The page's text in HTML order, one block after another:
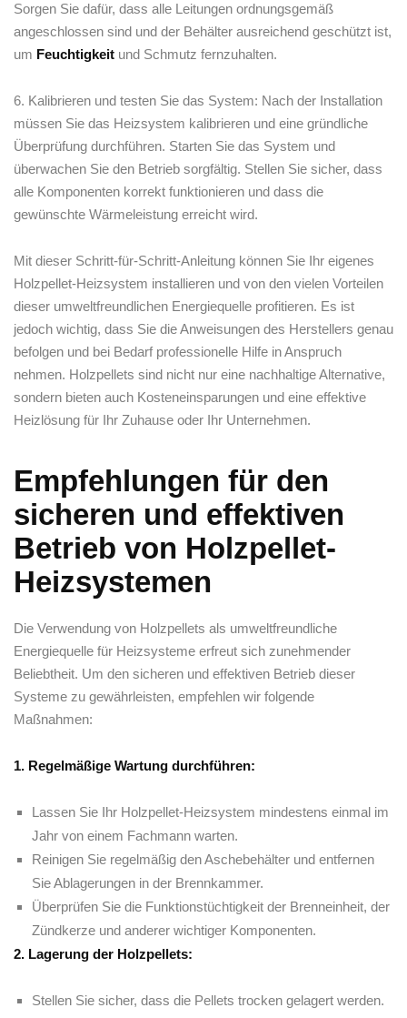
Sorgen Sie dafür,⁤ dass⁣ alle Leitungen ​ordnungsgemäß
angeschlossen ​sind⁣ und der ​Behälter ausreichend‍ geschützt ist,
um Feuchtigkeit und Schmutz ⁣fernzuhalten.
6. Kalibrieren und‌ testen Sie das System: Nach ‍der Installation
müssen Sie das⁢ Heizsystem kalibrieren und eine​ gründliche
Überprüfung durchführen. Starten Sie das System ⁢und
⁤überwachen Sie‌ den Betrieb ⁢sorgfältig. Stellen Sie ‍sicher,​ dass
⁤alle‌ Komponenten korrekt funktionieren und dass die
gewünschte‌ Wärmeleistung erreicht ‍wird.
Mit dieser Schritt-für-Schritt-Anleitung⁣ können Sie ‍Ihr eigenes
Holzpellet-Heizsystem installieren und von den vielen Vorteilen
dieser umweltfreundlichen Energiequelle ​profitieren. Es ist
jedoch wichtig, dass ⁤Sie die Anweisungen des Herstellers genau
befolgen⁢ und ‌bei Bedarf⁤ professionelle⁣ Hilfe⁣ in Anspruch
nehmen. Holzpellets‍ sind ‌nicht nur eine nachhaltige Alternative,
sondern bieten auch⁣ Kosteneinsparungen⁤ und‍ eine⁤ effektive
Heizlösung für⁢ Ihr⁣ Zuhause oder Ihr Unternehmen.
Empfehlungen für den
sicheren und effektiven
Betrieb von Holzpellet-
Heizsystemen
Die⁤ Verwendung​ von Holzpellets‍ als ⁣umweltfreundliche
Energiequelle für⁤ Heizsysteme erfreut⁣ sich zunehmender
‌Beliebtheit. Um den ⁢sicheren und effektiven Betrieb dieser
Systeme⁢ zu gewährleisten, empfehlen​ wir folgende
Maßnahmen:
1. Regelmäßige Wartung⁤ durchführen:
Lassen​ Sie⁤ Ihr ⁣Holzpellet-Heizsystem‍ mindestens einmal⁤ im
Jahr‌ von einem Fachmann warten.
Reinigen Sie ⁢regelmäßig den Aschebehälter‌ und ‍entfernen
Sie⁣ Ablagerungen in der ⁢Brennkammer.
Überprüfen Sie‌ die ⁣Funktionstüchtigkeit der Brenneinheit, der
⁤Zündkerze ⁢und anderer wichtiger Komponenten.
2. Lagerung⁤ der‍ Holzpellets:
Stellen Sie sicher, dass‍ die Pellets​ trocken gelagert werden.